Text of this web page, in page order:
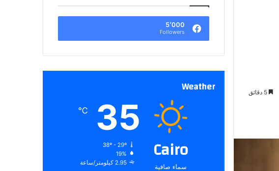
5٬000
Followers
Weather
Cairo
سماء صافية
35
℃
38º - 29º
19%
2.95 كيلومتر/ساعة